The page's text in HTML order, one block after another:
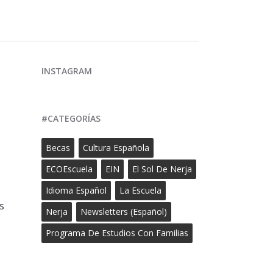
INSTAGRAM
#CATEGORÍAS
Becas
Cultura Española
ECOEscuela
EIN
El Sol De Nerja
Idioma Español
La Escuela
Nerja
Newsletters (Español)
Programa De Estudios Con Familias